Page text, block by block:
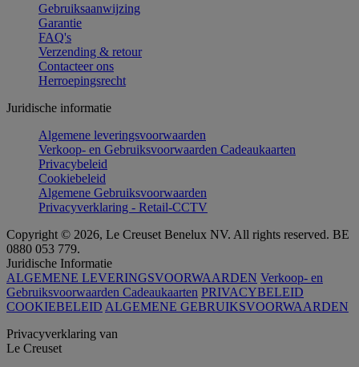
Gebruiksaanwijzing
Garantie
FAQ's
Verzending & retour
Contacteer ons
Herroepingsrecht
Juridische informatie
Algemene leveringsvoorwaarden
Verkoop- en Gebruiksvoorwaarden Cadeaukaarten
Privacybeleid
Cookiebeleid
Algemene Gebruiksvoorwaarden
Privacyverklaring - Retail-CCTV
Copyright © 2026, Le Creuset Benelux NV. All rights reserved. BE
0880 053 779.
Juridische Informatie
ALGEMENE LEVERINGSVOORWAARDEN Verkoop- en
Gebruiksvoorwaarden Cadeaukaarten PRIVACYBELEID
COOKIEBELEID ALGEMENE GEBRUIKSVOORWAARDEN
Privacyverklaring van
Le Creuset